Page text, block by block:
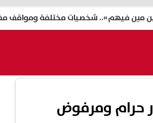
شخصيات مختلفة ومواقف مفاجئة
يحسم الجدل: جواز الـ6 شهور حرام ومرفوض